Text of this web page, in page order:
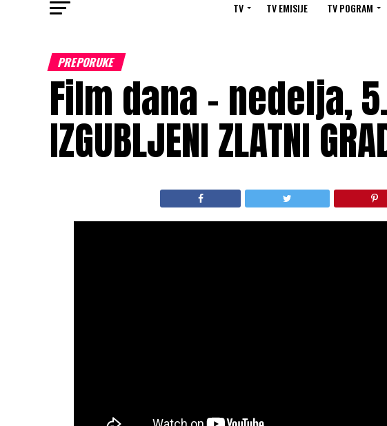
TV TV EMISIJE TV POGRAM
PREPORUKE
Film dana – nedelja,
IZGUBLJENI ZLATNI